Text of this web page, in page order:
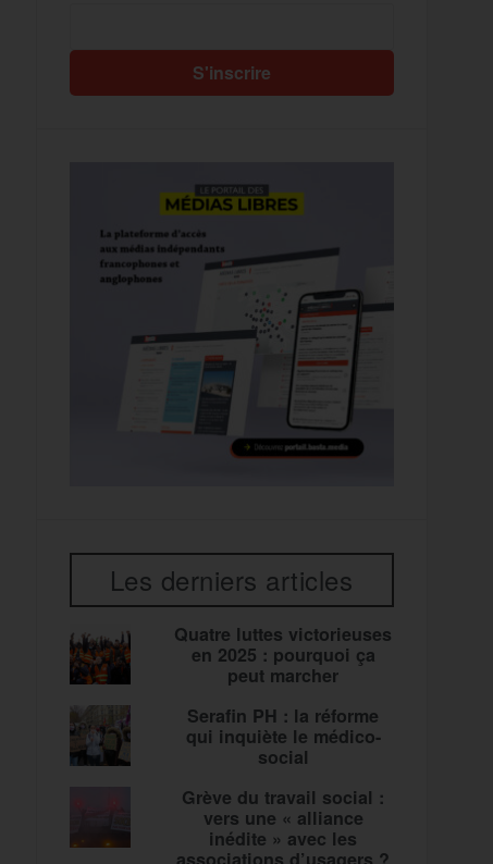
Les derniers articles
Quatre luttes victorieuses
en 2025 : pourquoi ça
peut marcher
Serafin PH : la réforme
qui inquiète le médico-
social
Grève du travail social :
vers une « alliance
inédite » avec les